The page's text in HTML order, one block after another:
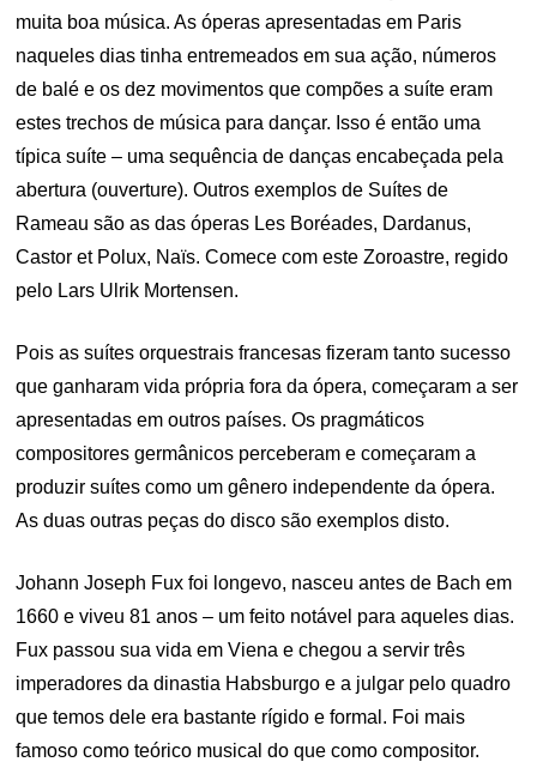
muita boa música. As óperas apresentadas em Paris
naqueles dias tinha entremeados em sua ação, números
de balé e os dez movimentos que compões a suíte eram
estes trechos de música para dançar. Isso é então uma
típica suíte – uma sequência de danças encabeçada pela
abertura (ouverture). Outros exemplos de Suítes de
Rameau são as das óperas Les Boréades, Dardanus,
Castor et Polux, Naïs. Comece com este Zoroastre, regido
pelo Lars Ulrik Mortensen.
Pois as suítes orquestrais francesas fizeram tanto sucesso
que ganharam vida própria fora da ópera, começaram a ser
apresentadas em outros países. Os pragmáticos
compositores germânicos perceberam e começaram a
produzir suítes como um gênero independente da ópera.
As duas outras peças do disco são exemplos disto.
Johann Joseph Fux foi longevo, nasceu antes de Bach em
1660 e viveu 81 anos – um feito notável para aqueles dias.
Fux passou sua vida em Viena e chegou a servir três
imperadores da dinastia Habsburgo e a julgar pelo quadro
que temos dele era bastante rígido e formal. Foi mais
famoso como teórico musical do que como compositor.